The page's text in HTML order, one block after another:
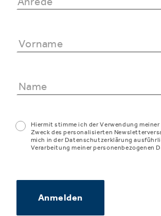
Hiermit stimme ich der Verwendung
Zweck des personalisierten
mich in der Datenschutzerklärung
Verarbeitung meiner personenbezogenen
Anmelden